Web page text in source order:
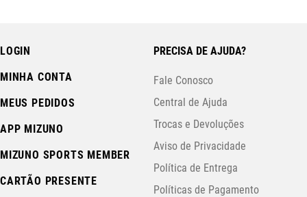
LOGIN
MINHA CONTA
MEUS PEDIDOS
APP MIZUNO
MIZUNO SPORTS MEMBER
CARTÃO PRESENTE
PRECISA DE AJUDA?
Fale Conosco
Central de Ajuda
Trocas e Devoluções
Aviso de Privacidade
Política de Entrega
Políticas de Pagamento